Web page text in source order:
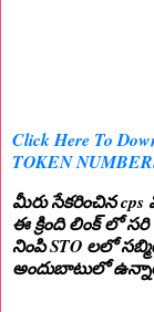
Click Here To
TOKEN
మీరు సేకరించిన
ఈ క్రింది లింక్ లో
నింపి STO లలో
అందుబాటులో